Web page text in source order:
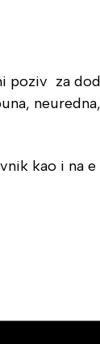
poziv za
kao i na e